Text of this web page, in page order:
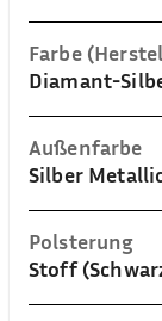
Farbe
Diamant-
Außenfarbe
Silber
Polsterung
Stoff